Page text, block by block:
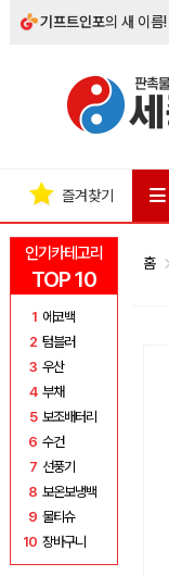
기프트인포의 새 이름!
인기카테고리
TOP 10
1 에코백
2 텀블러
3 우산
4 부채
5 보조배터리
6 수건
7 선풍기
8 보온보냉백
9 물티슈
10 장바구니
즐겨찾기
홈